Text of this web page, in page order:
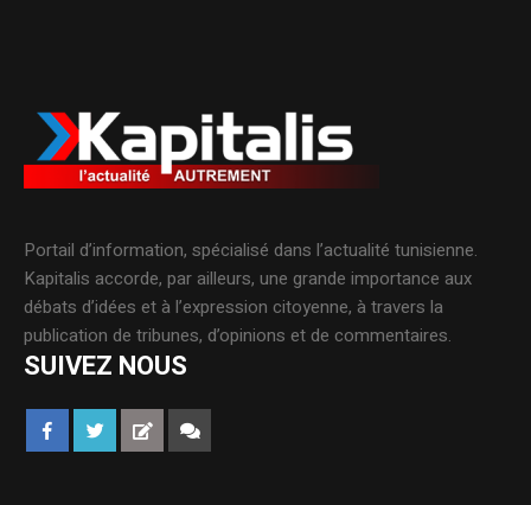
Portail d’information, spécialisé dans l’actualité tunisienne.
Kapitalis accorde, par ailleurs, une grande importance aux
débats d’idées et à l’expression citoyenne, à travers la
publication de tribunes, d’opinions et de commentaires.
SUIVEZ NOUS